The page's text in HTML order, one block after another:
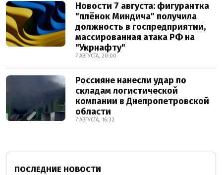
Новости 7 августа: фигурантка
"плёнок Миндича" получила
должность в госпредприятии,
массированная атака РФ на
"Укрнафту"
7 АВГУСТА, 20:00
Россияне нанесли удар по
складам логистической
компании в Днепропетровской
области
7 АВГУСТА, 16:32
ПОСЛЕДНИЕ НОВОСТИ